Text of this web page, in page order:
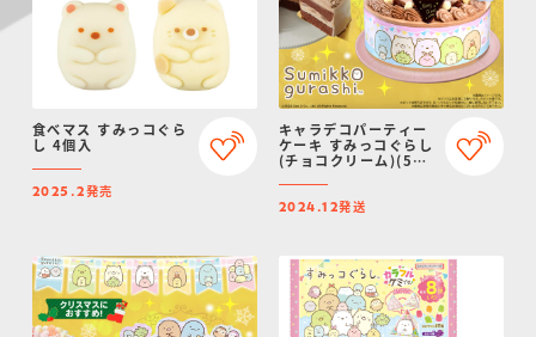
食べマス すみっコぐら
し 4個入
2025.2発売
キャラデコパーティー
ケーキ すみっコぐらし
(チョコクリーム)(5号
発送・クリスマス予
約】
2024.12発送